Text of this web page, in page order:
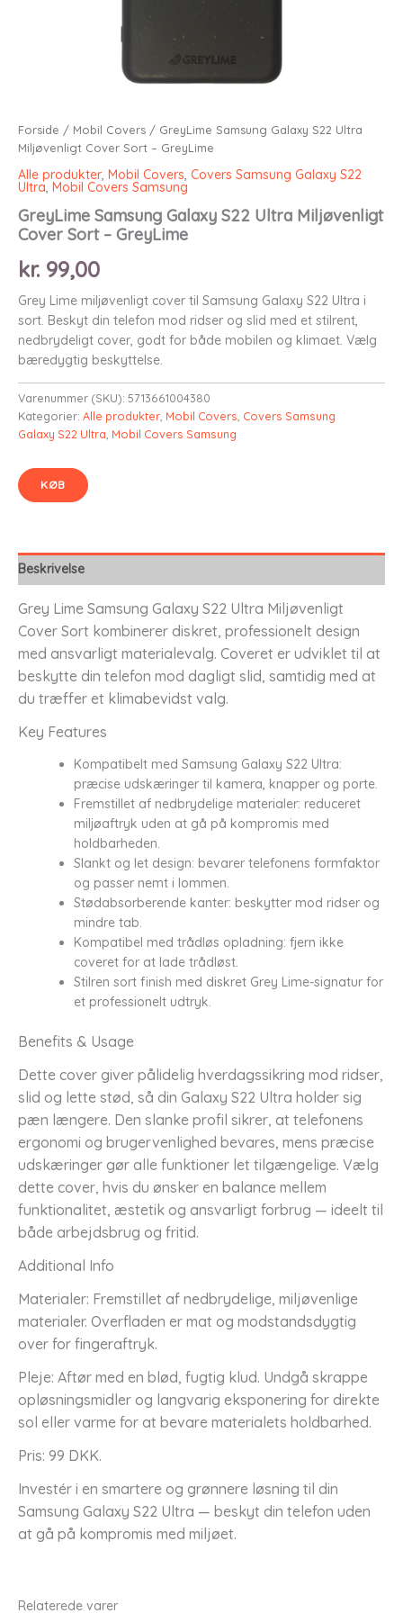
Forside / Mobil Covers / GreyLime Samsung Galaxy S22 Ultra
Miljøvenligt Cover Sort – GreyLime
Alle produkter, Mobil Covers, Covers Samsung Galaxy S22
Ultra, Mobil Covers Samsung
GreyLime Samsung Galaxy S22 Ultra Miljøvenligt
Cover Sort – GreyLime
kr. 99,00
Grey Lime miljøvenligt cover til Samsung Galaxy S22 Ultra i
sort. Beskyt din telefon mod ridser og slid med et stilrent,
nedbrydeligt cover, godt for både mobilen og klimaet. Vælg
bæredygtig beskyttelse.
Varenummer (SKU): 5713661004380
Kategorier: Alle produkter Mobil Covers Covers Samsung
Galaxy S22 Ultra Mobil Covers Samsung
KØB
Beskrivelse
Grey Lime Samsung Galaxy S22 Ultra Miljøvenligt
Cover Sort kombinerer diskret, professionelt design
med ansvarligt materialevalg. Coveret er udviklet til at
beskytte din telefon mod dagligt slid, samtidig med at
du træffer et klimabevidst valg.
Key Features
Kompatibelt med Samsung Galaxy S22 Ultra:
præcise udskæringer til kamera, knapper og porte.
Fremstillet af nedbrydelige materialer: reduceret
miljøaftryk uden at gå på kompromis med
holdbarheden.
Slankt og let design: bevarer telefonens formfaktor
og passer nemt i lommen.
Stødabsorberende kanter: beskytter mod ridser og
mindre tab.
Kompatibel med trådløs opladning: fjern ikke
coveret for at lade trådløst.
Stilren sort finish med diskret Grey Lime-signatur for
et professionelt udtryk.
Benefits & Usage
Dette cover giver pålidelig hverdagssikring mod ridser,
slid og lette stød, så din Galaxy S22 Ultra holder sig
pæn længere. Den slanke profil sikrer, at telefonens
ergonomi og brugervenlighed bevares, mens præcise
udskæringer gør alle funktioner let tilgængelige. Vælg
dette cover, hvis du ønsker en balance mellem
funktionalitet, æstetik og ansvarligt forbrug — ideelt til
både arbejdsbrug og fritid.
Additional Info
Materialer: Fremstillet af nedbrydelige, miljøvenlige
materialer. Overfladen er mat og modstandsdygtig
over for fingeraftryk.
Pleje: Aftør med en blød, fugtig klud. Undgå skrappe
opløsningsmidler og langvarig eksponering for direkte
sol eller varme for at bevare materialets holdbarhed.
Pris: 99 DKK.
Investér i en smartere og grønnere løsning til din
Samsung Galaxy S22 Ultra — beskyt din telefon uden
at gå på kompromis med miljøet.
Relaterede varer